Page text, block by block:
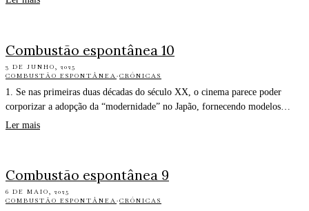
Combustão espontânea 10
3 DE JUNHO, 2025
COMBUSTÃO ESPONTÂNEA·CRÓNICAS
1. Se nas primeiras duas décadas do século XX, o cinema parece poder
corporizar a adopção da “modernidade” no Japão, fornecendo modelos…
Ler mais
Combustão espontânea 9
6 DE MAIO, 2025
COMBUSTÃO ESPONTÂNEA·CRÓNICAS